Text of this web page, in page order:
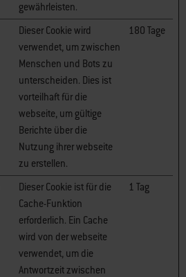
gewährleisten.
Dieser Cookie wird
verwendet, um zwischen
Menschen und Bots zu
unterscheiden. Dies ist
vorteilhaft für die
webseite, um gültige
Berichte über die
Nutzung ihrer webseite
zu erstellen.
180 Tage
Dieser Cookie ist für die
Cache-Funktion
erforderlich. Ein Cache
wird von der webseite
verwendet, um die
Antwortzeit zwischen
1 Tag